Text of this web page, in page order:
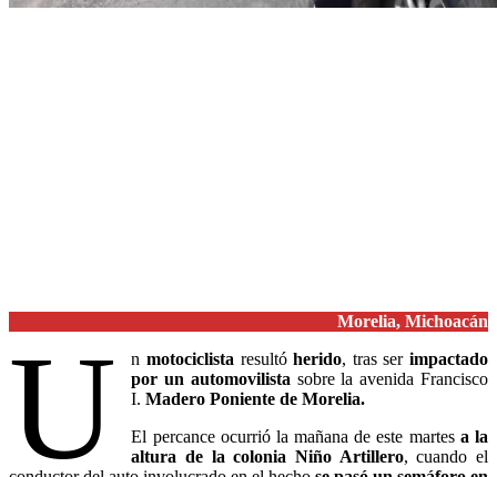
Morelia, Michoacán
U nmotociclista resultóherido, tras serimpactado
por un automovilista sobre la avenida Francisco
I.Madero Poniente de Morelia.
El percance ocurrió la mañana de este martesa la
altura de la colonia Niño Artillero, cuando el